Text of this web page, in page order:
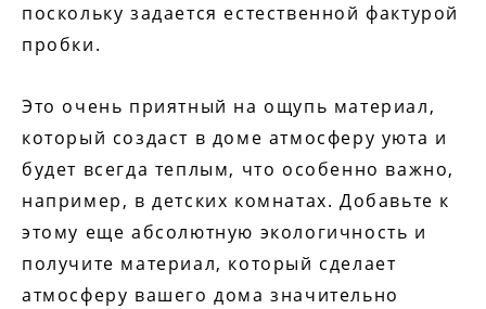
поскольку задается естественной фактурой
пробки.
Это очень приятный на ощупь материал,
который создаст в доме атмосферу уюта и
будет всегда теплым, что особенно важно,
например, в детских комнатах. Добавьте к
этому еще абсолютную экологичность и
получите материал, который сделает
атмосферу вашего дома значительно